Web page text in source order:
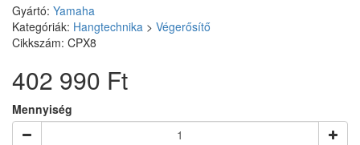
Gyártó: Yamaha
Kategóriák: Hangtechnika > Végerősítő
Cikkszám: CPX8
402 990 Ft
Mennyiség